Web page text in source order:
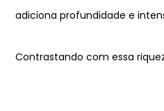
adiciona profundidade e
Contrastando com essa